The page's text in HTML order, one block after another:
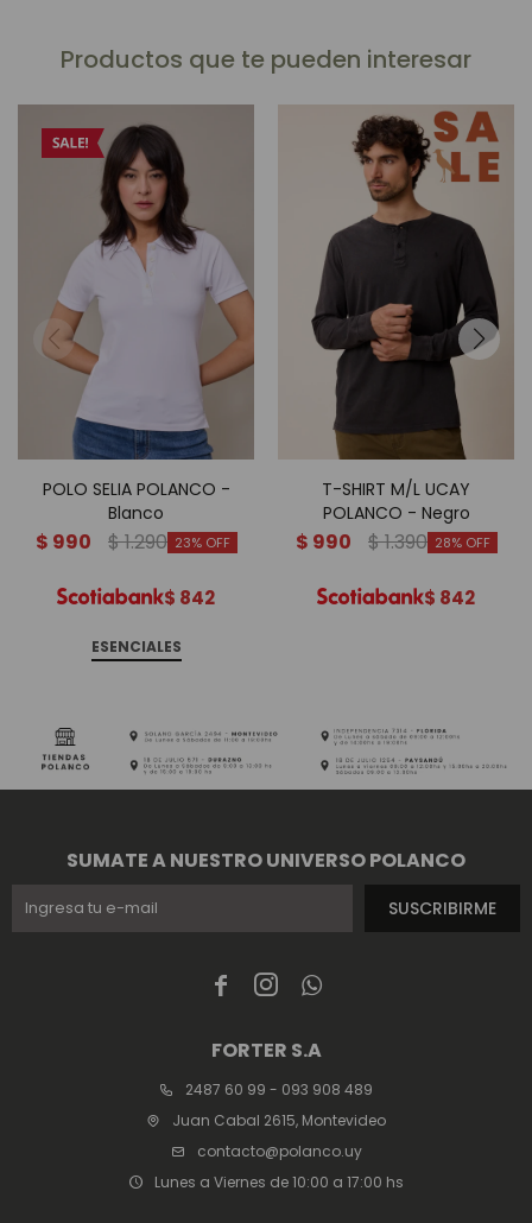
Productos que te pueden interesar
POLO SELIA POLANCO -
Blanco
$ 990 $1.290 23
$ 842
ESENCIALES
T-SHIRT M/L UCAY
POLANCO - Negro
$ 990 $1.390 28
$ 842
  
FORTER S.A
2487 60 99 - 093 908 489
Juan Cabal 2615, Montevideo
contacto@polanco.uy
Lunes a Viernes de 10:00 a 17:00 hs
SUMATE A NUESTRO UNIVERSO POLANCO
SUSCRIBIRME